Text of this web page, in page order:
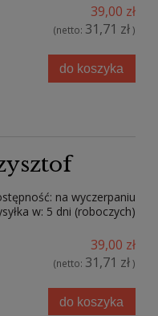
39,00 zł
(netto: 31,71 zł)
do koszyka
na wyczerpaniu
w: 5 dni (roboczych)
39,00 zł
(netto: 31,71 zł)
do koszyka